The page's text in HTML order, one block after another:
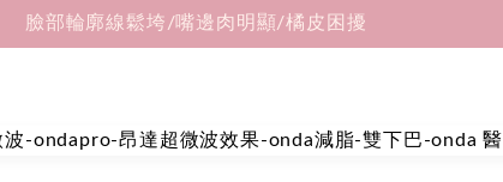
臉部輪廓線鬆垮/嘴邊肉明顯/橘皮困擾